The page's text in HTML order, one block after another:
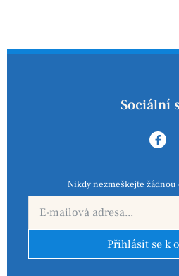
Sociální
Nikdy nezmeškejte
Přihlásit se k